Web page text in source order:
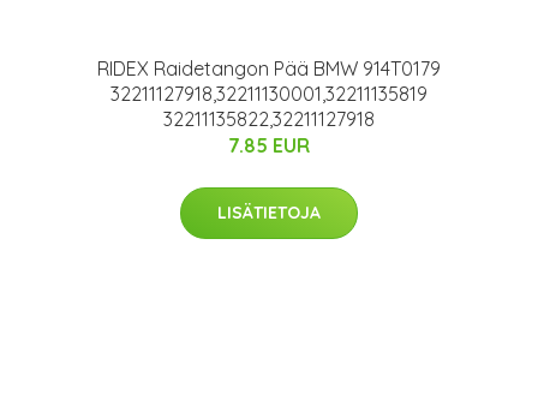
RIDEX Raidetangon Pää BMW 914T0179
32211127918,32211130001,32211135819
32211135822,32211127918
7.85 EUR
LISÄTIETOJA